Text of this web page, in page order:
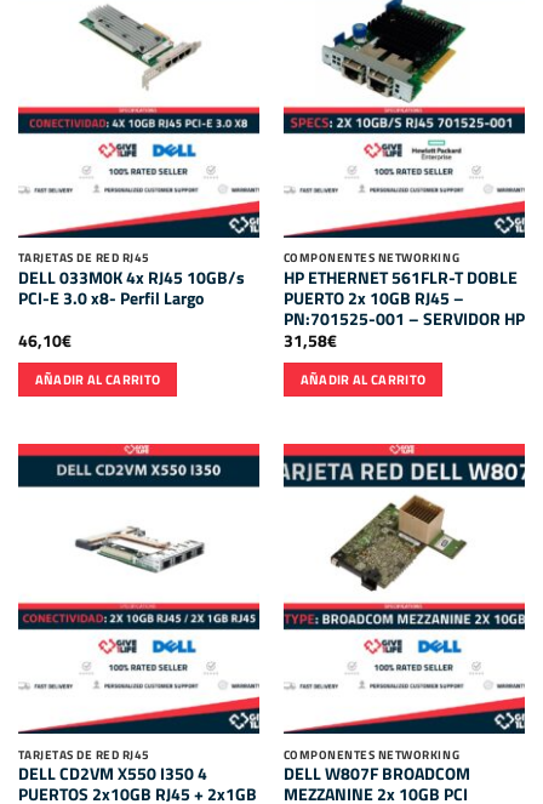
TARJETAS DE RED RJ45
DELL 033M0K 4x RJ45 10GB/s
PCI-E 3.0 x8- Perfil Largo
46,10€
AÑADIR AL CARRITO
COMPONENTES NETWORKING
HP ETHERNET 561FLR-T DOBLE
PUERTO 2x 10GB RJ45 –
PN:701525-001 – SERVIDOR HP
31,58€
AÑADIR AL CARRITO
TARJETAS DE RED RJ45
DELL CD2VM X550 I350 4
PUERTOS 2x10GB RJ45 + 2x1GB
COMPONENTES NETWORKING
DELL W807F BROADCOM
MEZZANINE 2x 10GB PCI